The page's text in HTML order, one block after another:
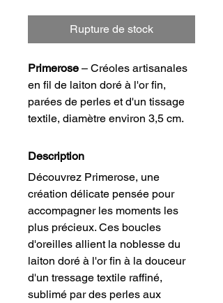
Rupture de stock
Primerose – Créoles artisanales
en fil de laiton doré à l'or fin,
parées de perles et d'un tissage
textile, diamètre environ 3,5 cm.
Description
​Découvrez Primerose, une
création délicate pensée pour
accompagner les moments les
plus précieux. Ces boucles
d'oreilles allient la noblesse du
laiton doré à l'or fin à la douceur
d'un tressage textile raffiné,
sublimé par des perles aux